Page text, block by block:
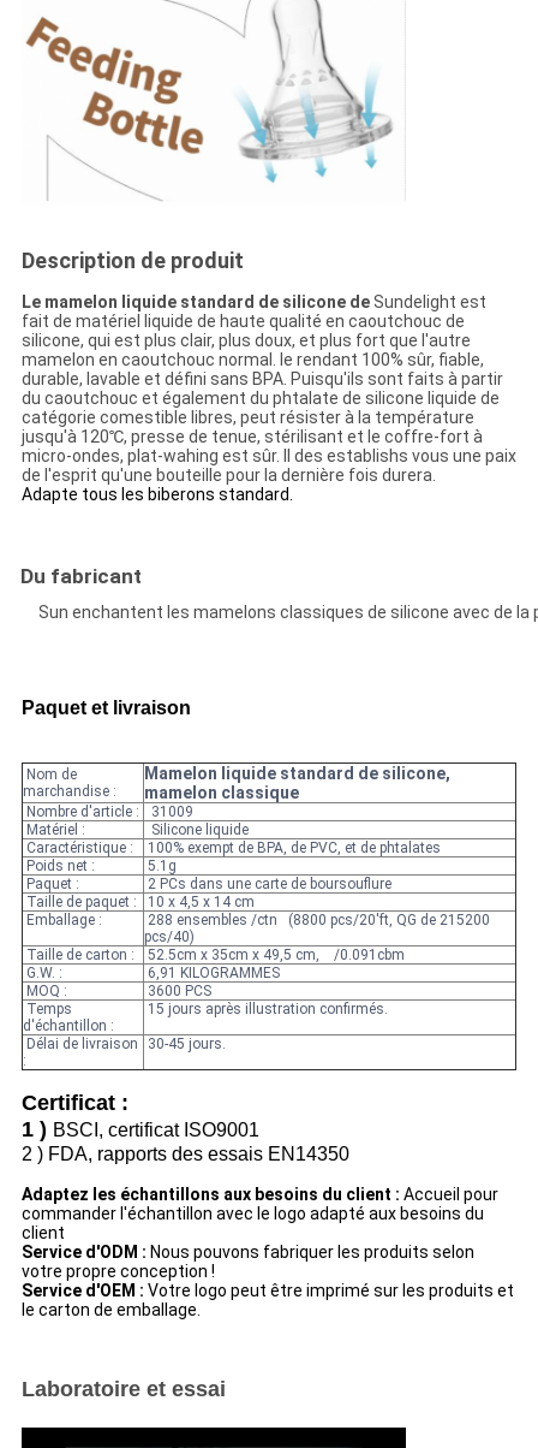
Description de produit
Le mamelon liquide standard de silicone deSundelight est
fait de matériel liquide de haute qualité en caoutchouc de
silicone, qui est plus clair, plus doux, et plus fort que l'autre
mamelon en caoutchouc normal. le rendant 100% sûr, fiable,
durable, lavable et défini sans BPA. Puisqu'ils sont faits à partir
du caoutchouc et également du phtalate de silicone liquide de
catégorie comestible libres, peut résister à la température
jusqu'à 120℃, presse de tenue, stérilisant et le coffre-fort à
micro-ondes, plat-wahing est sûr. Il des establishs vous une paix
de l'esprit qu'une bouteille pour la dernière fois durera.
Adapte tous les biberons standard.
Du fabricant
Sun enchantent les mamelons classiques de silicone avec de
Paquet et livraison
Nom de
marchandise :
Mamelon liquide standard de silicone,
mamelon classique
Nombre d'article :
31009
Matériel :
Silicone liquide
Caractéristique :
100% exempt de BPA, de PVC, et de phtalates
Poids net :
5.1g
Paquet :
2 PCs dans une carte de boursouflure
Taille de paquet :
10 x 4,5 x 14 cm
Emballage :
288 ensembles /ctn (8800 pcs/20'ft, QG de 215200
pcs/40)
Taille de carton :
52.5cm x 35cm x 49,5 cm, /0.091cbm
G.W. :
6,91 KILOGRAMMES
MOQ :
3600 PCS
Temps
d'échantillon :
15 jours après illustration confirmés.
Délai de livraison
:
30-45 jours.
Certificat :
1 ) BSCI, certificat ISO9001
2 ) FDA, rapports des essais EN14350
Adaptez les échantillons aux besoins du client : Accueil pour
commander l'échantillon avec le logo adapté aux besoins du
client
Service d'ODM : Nous pouvons fabriquer les produits selon
votre propre conception !
Service d'OEM : Votre logo peut être imprimé sur les produits et
le carton de emballage.
Laboratoire et essai